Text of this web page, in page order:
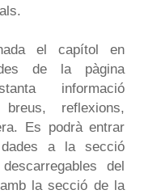
el capítol en
de la pàgina
informació
reflexions,
Es podrà entrar
a la secció
del
la secció de la